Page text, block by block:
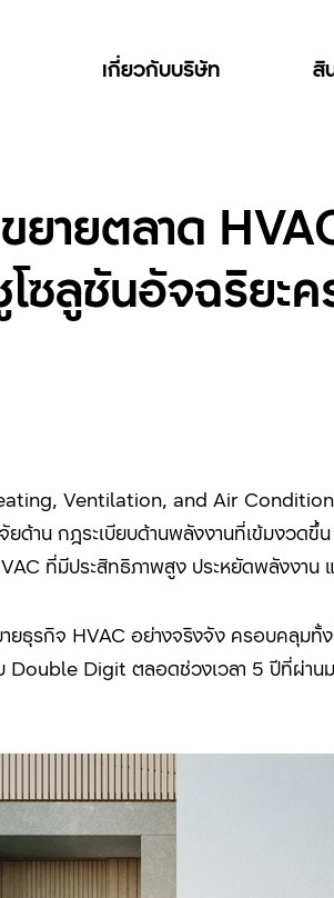
เกี่ยวกับบริษัท สิ
ยายตลาด
ซลูชันอัจฉริยะ
Ventilation, and Air
ด้าน กฎระเบียบด้านพลังงานที่เข้มงวด
ที่มีประสิทธิภาพสูง ประหยัดพลังงาน
ยธุรกิจ HVAC อย่างจริงจัง ครอบคลุมทั้
Double Digit ตลอดช่วงเวลา 5 ปีที่ผ่าน